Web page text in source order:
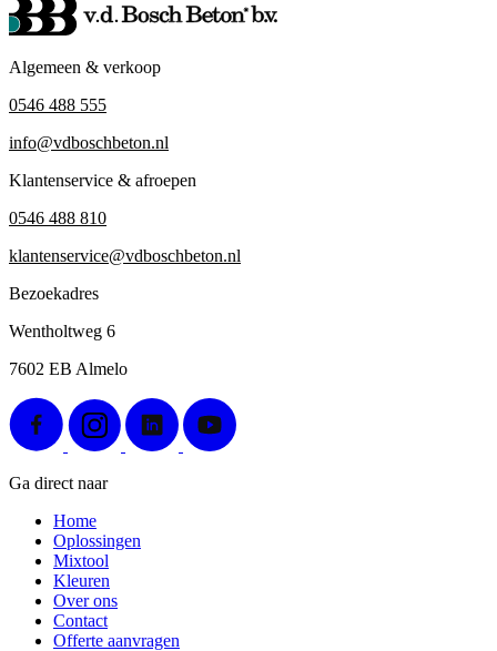
Algemeen & verkoop
0546 488 555
info@vdboschbeton.nl
Klantenservice & afroepen
0546 488 810
klantenservice@vdboschbeton.nl
Bezoekadres
Wentholtweg 6
7602 EB Almelo
Ga direct naar
Home
Oplossingen
Mixtool
Kleuren
Over ons
Contact
Offerte aanvragen